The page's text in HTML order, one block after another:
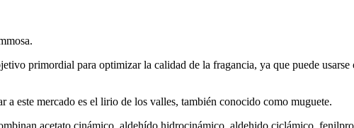
primordial para optimizar la calidad de la fragancia, ya que puede
este mercado es el lirio de los valles, también conocido como muguete.
acetato cinámico, aldehído hidrocinámico, aldehido ciclámico,